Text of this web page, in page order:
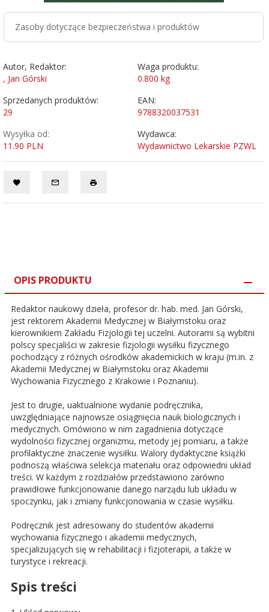
Zasoby dotyczące bezpieczeństwa i produktów
Autor, Redaktor:
, Jan Górski
Waga produktu:
0.800 kg
Sprzedanych produktów:
29
EAN:
9788320037531
Wysyłka od:
11.90 PLN
Wydawca:
Wydawnictwo Lekarskie PZWL
OPIS PRODUKTU
Redaktor naukowy dzieła, profesor dr. hab. med. Jan Górski,
jest rektorem Akademii Medycznej w Białymstoku oraz
kierownikiem Zakładu Fizjologii tej uczelni. Autorami są wybitni
polscy specjaliści w zakresie fizjologii wysiłku fizycznego
pochodzący z różnych ośrodków akademickich w kraju (m.in. z
Akademii Medycznej w Białymstoku oraz Akademii
Wychowania Fizycznego z Krakowie i Poznaniu).
Jest to drugie, uaktualnione wydanie podręcznika,
uwzględniające najnowsze osiągnięcia nauk biologicznych i
medycznych. Omówiono w nim zagadnienia dotyczące
wydolności fizycznej organizmu, metody jej pomiaru, a także
profilaktyczne znaczenie wysiłku. Walory dydaktyczne książki
podnoszą właściwa selekcja materiału oraz odpowiedni układ
treści. W każdym z rozdziałów przedstawiono zarówno
prawidłowe funkcjonowanie danego narządu lub układu w
spoczynku, jak i zmiany funkcjonowania w czasie wysiłku.
Podręcznik jest adresowany do studentów akademii
wychowania fizycznego i akademii medycznych,
specjalizujących się w rehabilitacji i fizjoterapii, a także w
turystyce i rekreacji.
Spis treści